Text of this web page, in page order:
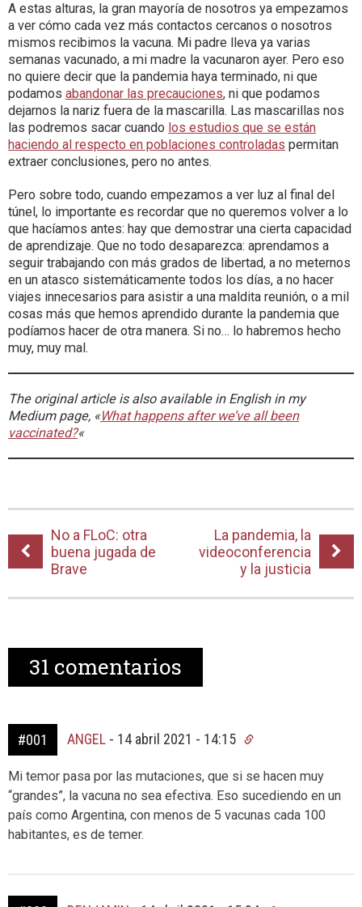
A estas alturas, la gran mayoría de nosotros ya empezamos
a ver cómo cada vez más contactos cercanos o nosotros
mismos recibimos la vacuna. Mi padre lleva ya varias
semanas vacunado, a mi madre la vacunaron ayer. Pero eso
no quiere decir que la pandemia haya terminado, ni que
podamos abandonar las precauciones, ni que podamos
dejarnos la nariz fuera de la mascarilla. Las mascarillas nos
las podremos sacar cuando los estudios que se están
haciendo al respecto en poblaciones controladas permitan
extraer conclusiones, pero no antes.
Pero sobre todo, cuando empezamos a ver luz al final del
túnel, lo importante es recordar que no queremos volver a lo
que hacíamos antes: hay que demostrar una cierta capacidad
de aprendizaje. Que no todo desaparezca: aprendamos a
seguir trabajando con más grados de libertad, a no meternos
en un atasco sistemáticamente todos los días, a no hacer
viajes innecesarios para asistir a una maldita reunión, o a mil
cosas más que hemos aprendido durante la pandemia que
podíamos hacer de otra manera. Si no… lo habremos hecho
muy, muy mal.
The original article is also available in English in my
Medium page, «What happens after we’ve all been
vaccinated?«
No a FLoC: otra
buena jugada de
Brave
La pandemia, la
videoconferencia
y la justicia
31 comentarios
#001 ANGEL - 14 abril 2021 - 14:15
Mi temor pasa por las mutaciones, que si se hacen muy
“grandes”, la vacuna no sea efectiva. Eso sucediendo en un
país como Argentina, con menos de 5 vacunas cada 100
habitantes, es de temer.